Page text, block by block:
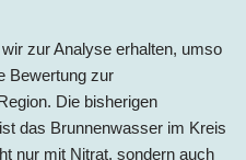
zur Analyse erhalten, umso
Bewertung zur
Die bisherigen
das Brunnenwasser im Kreis
nur mit Nitrat, sondern auch